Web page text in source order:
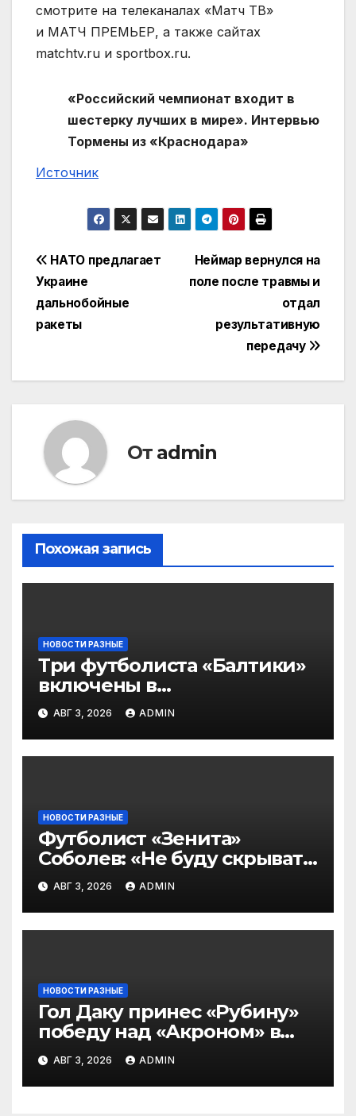
смотрите на телеканалах «Матч ТВ»
и МАТЧ ПРЕМЬЕР, а также сайтах
matchtv.ru и sportbox.ru.
«Российский чемпионат входит в
шестерку лучших в мире». Интервью
Тормены из «Краснодара»
Источник
Навигация
по
записям
Неймар вернулся на
поле после травмы и
отдал
результативную
передачу
НАТО предлагает
Украине
дальнобойные
ракеты
От admin
Похожая запись
НОВОСТИ РАЗНЫЕ
Три футболиста «Балтики»
включены в
символическую сборную
2‑го тура РПЛ по версии
подписчиков МАТЧ
ПРЕМЬЕР
АВГ 3, 2026 ADMIN
НОВОСТИ РАЗНЫЕ
Футболист «Зенита»
Соболев: «Не буду скрывать
— в Оренбурге всегда
тяжело играть»
АВГ 3, 2026 ADMIN
НОВОСТИ РАЗНЫЕ
Гол Даку принес «Рубину»
победу над «Акроном» в
матче РПЛ
АВГ 3, 2026 ADMIN